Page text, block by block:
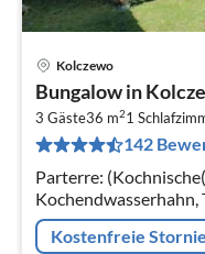
Kolczewo
Bungalow in
3 Gäste36 m21
142
Parterre:
Kochendwasserhahn,
elektrisch),
Kühl-/
Kostenfreie